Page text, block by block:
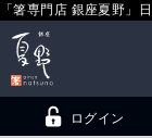
「箸専門店 銀座夏野」
ログイン